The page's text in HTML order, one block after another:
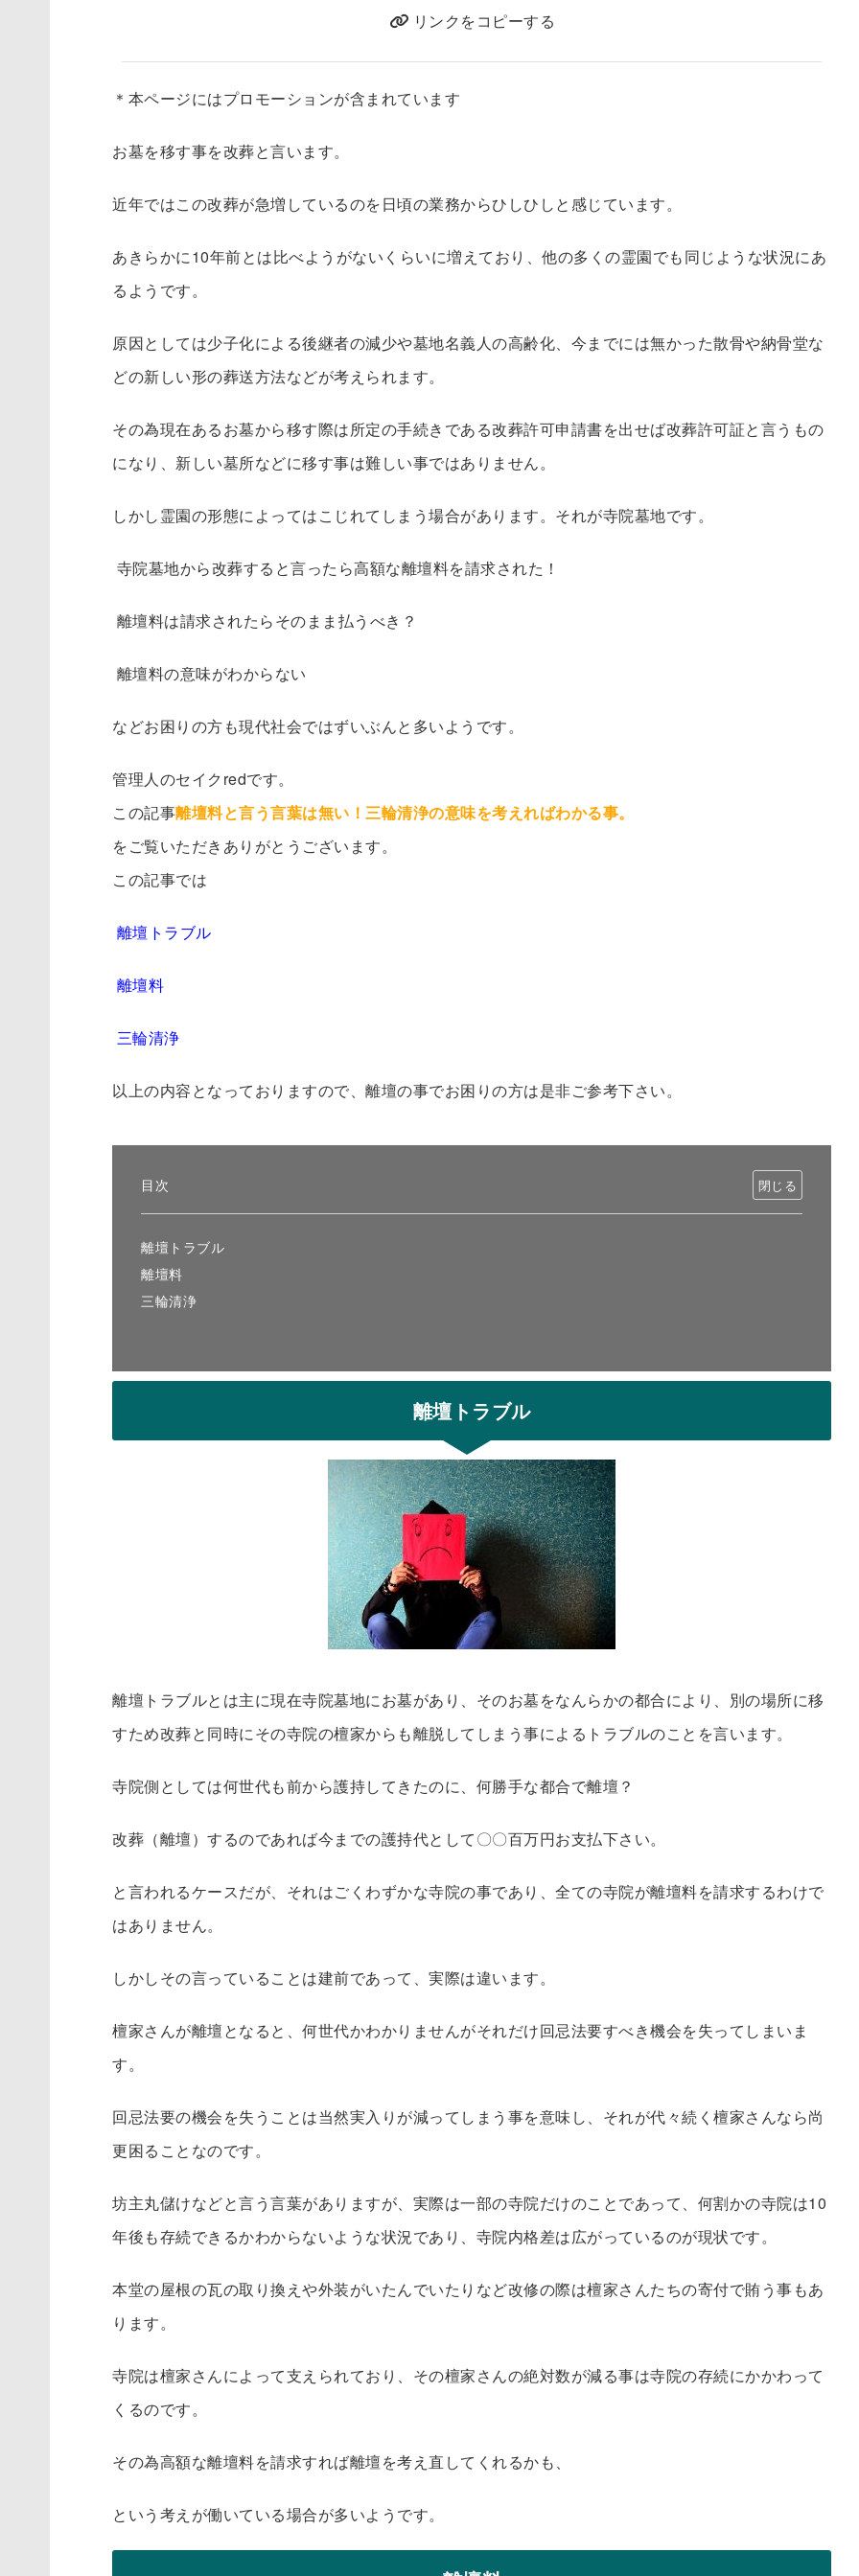
リンクをコピーする
＊本ページにはプロモーションが含まれています
お墓を移す事を改葬と言います。
近年ではこの改葬が急増しているのを日頃の業務からひしひしと感じています。
あきらかに10年前とは比べようがないくらいに増えており、他の多くの霊園でも同じような状況にあ
るようです。
原因としては少子化による後継者の減少や墓地名義人の高齢化、今までには無かった散骨や納骨堂な
どの新しい形の葬送方法などが考えられます。
その為現在あるお墓から移す際は所定の手続きである改葬許可申請書を出せば改葬許可証と言うもの
になり、新しい墓所などに移す事は難しい事ではありません。
しかし霊園の形態によってはこじれてしまう場合があります。それが寺院墓地です。
寺院墓地から改葬すると言ったら高額な離壇料を請求された！
離壇料は請求されたらそのまま払うべき？
離壇料の意味がわからない
などお困りの方も現代社会ではずいぶんと多いようです。
管理人のセイクredです。
この記事離壇料と言う言葉は無い！三輪清浄の意味を考えればわかる事。
をご覧いただきありがとうございます。
この記事では
離壇トラブル
離壇料
三輪清浄
以上の内容となっておりますので、離壇の事でお困りの方は是非ご参考下さい。
目次
離壇トラブル
離壇料
三輪清浄
離壇トラブル
離壇トラブルとは主に現在寺院墓地にお墓があり、そのお墓をなんらかの都合により、別の場所に移
すため改葬と同時にその寺院の檀家からも離脱してしまう事によるトラブルのことを言います。
寺院側としては何世代も前から護持してきたのに、 何勝手な都合で離壇？
改葬（離壇）するのであれば今までの護持代として〇〇百万円お支払下さい。
と言われるケースだが、それはごくわずかな寺院の事であり、全ての寺院が離壇料を請求するわけで
はありません。
しかしその言っていることは建前であって、実際は違います。
檀家さんが離壇となると、何世代かわかりませんがそれだけ回忌法要すべき機会を失ってしまいま
す。
回忌法要の機会を失うことは当然実入りが減ってしまう事を意味し、それが代々続く檀家さんなら尚
更困ることなのです。
坊主丸儲けなどと言う言葉がありますが、実際は一部の寺院だけのことであって、何割かの寺院は10
年後も存続できるかわからないような状況であり、寺院内格差は広がっているのが現状です。
本堂の屋根の瓦の取り換えや外装がいたんでいたりなど改修の際は檀家さんたちの寄付で賄う事もあ
ります。
寺院は檀家さんによって支えられており、その檀家さんの絶対数が減る事は寺院の存続にかかわって
くるのです。
その為高額な離壇料を請求すれば離壇を考え直してくれるかも、
という考えが働いている場合が多いようです。